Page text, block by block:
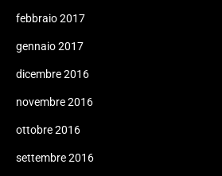
febbraio 2017
gennaio 2017
dicembre 2016
novembre 2016
ottobre 2016
settembre 2016